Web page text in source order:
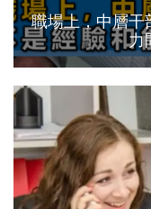
職場上，中層干
力